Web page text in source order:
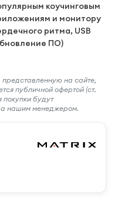
коучинговым
и монитору
ритма, USB
ПО)
на сайте,
публичной офертой (ст.
покупки будут
нашим менеджером.